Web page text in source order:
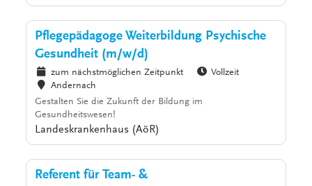
Pflegepädagoge Weiterbildung Psychische
Gesundheit (m/w/d)
zum nächstmöglichen Zeitpunkt
Vollzeit
Andernach
Gestalten Sie die Zukunft der Bildung im
Gesundheitswesen!
Landeskrankenhaus (AöR)
Referent für Team- &